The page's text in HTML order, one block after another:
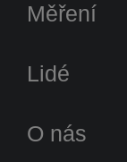
Měření
Lidé
O nás